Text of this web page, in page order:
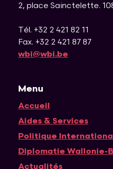
2, place Sainctelette.
Tél. +32 2 421 82 11
Fax. +32 2 421 87 87
wbi@wbi.be
Menu
Accueil
Navigation
Aides & Services
Politique
Diplomatie Wallonie-
Actualités